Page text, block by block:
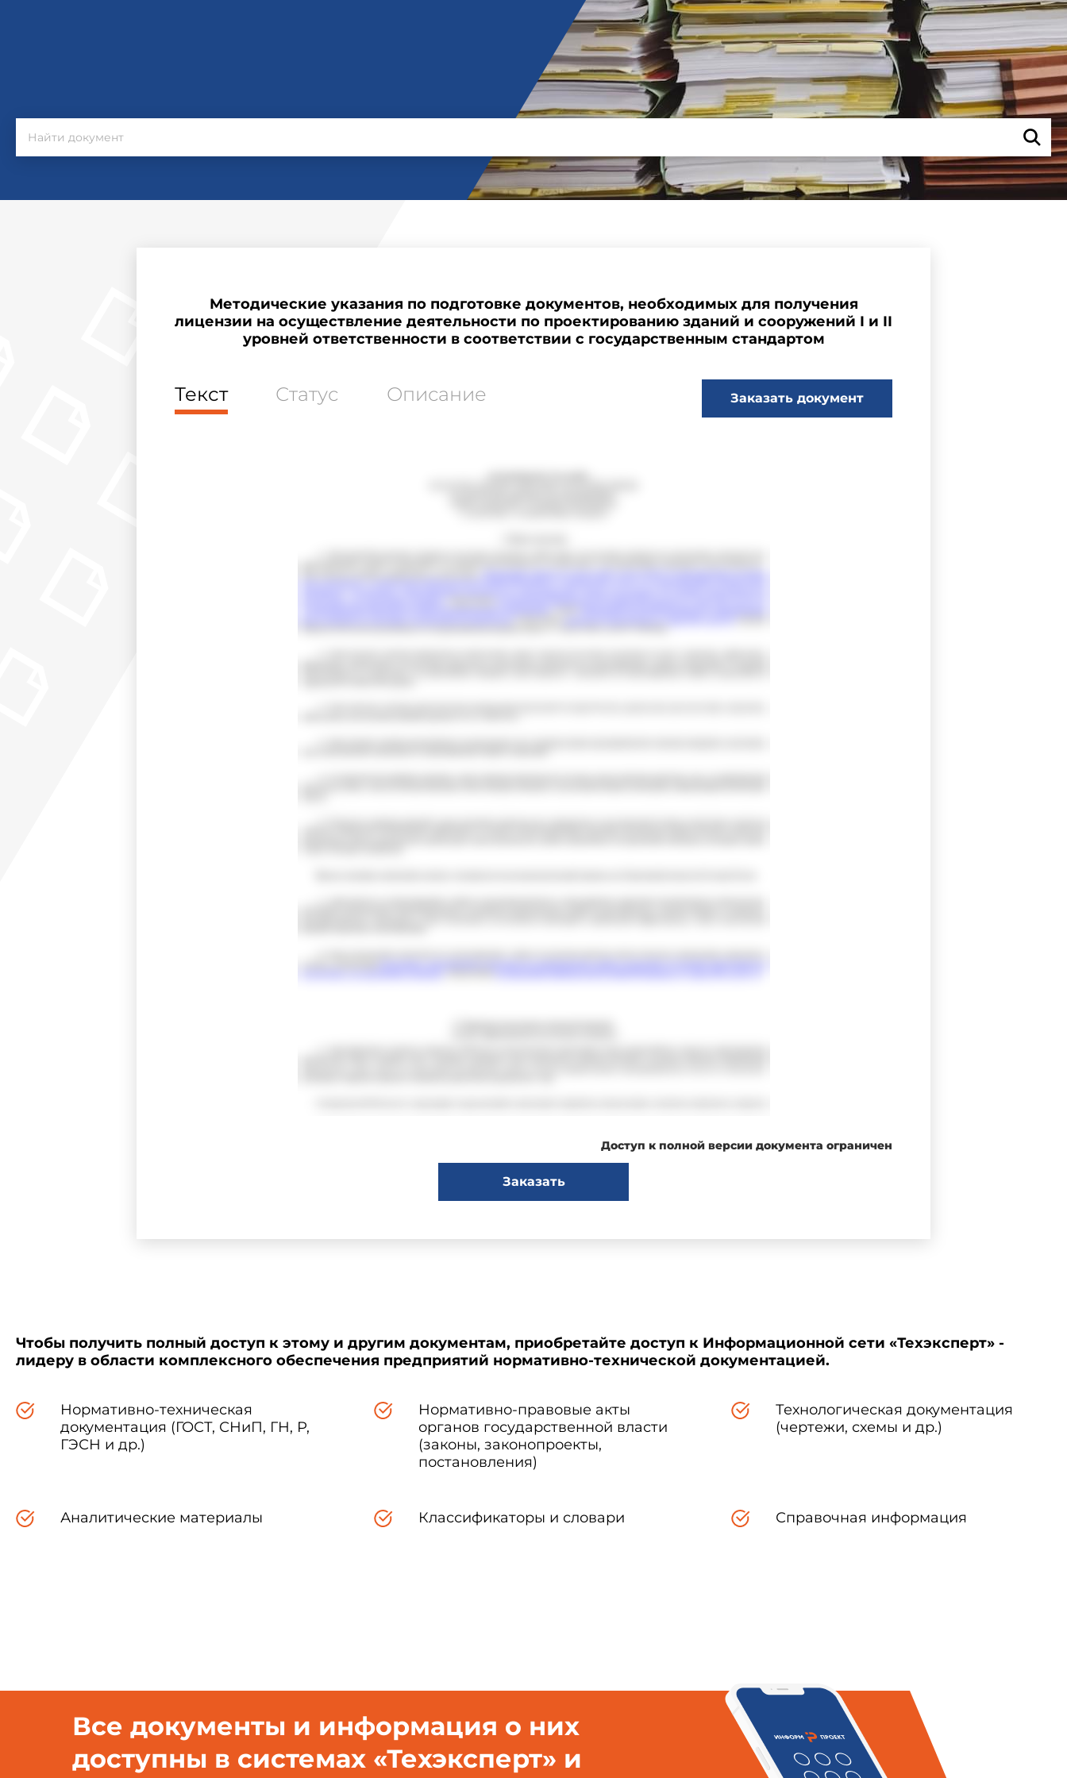
Методические указания по подготовке документов, необходимых для получения
лицензии на осуществление деятельности по проектированию зданий и сооружений I и II
уровней ответственности в соответствии с государственным стандартом
Текст Статус Описание Заказать документ
Доступ к полной версии документа ограничен
Заказать
Чтобы получить полный доступ к этому и другим документам, приобретайте доступ к Информационной сети «Техэксперт» -
лидеру в области комплексного обеспечения предприятий нормативно-технической документацией.
Нормативно-техническая
документация (ГОСТ, СНиП, ГН, Р,
ГЭСН и др.)
Нормативно-правовые акты
органов государственной власти
(законы, законопроекты,
постановления)
Технологическая документация
(чертежи, схемы и др.)
Аналитические материалы Классификаторы и словари Справочная информация
Все документы и информация о них
доступны в системах «Техэксперт» и